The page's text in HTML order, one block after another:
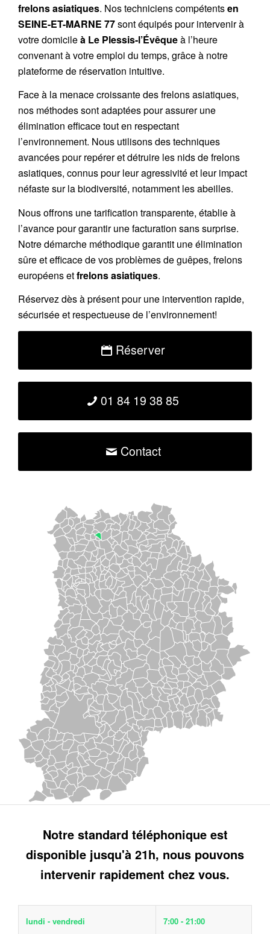
frelons asiatiques. Nos techniciens compétentsen
SEINE-ET-MARNE 77sont équipés pour intervenir à
votre domicileà Le Plessis-l’Évêqueà l’heure
convenant à votre emploi du temps, grâce à notre
plateforme de réservation intuitive.
Face à la menace croissante des frelons asiatiques,
nos méthodes sont adaptées pour assurer une
élimination efficace tout en respectant
l’environnement. Nous utilisons des techniques
avancées pour repérer et détruire les nids defrelons
asiatiques, connus pour leur agressivité et leur impact
néfaste sur la biodiversité, notamment les abeilles.
Nous offrons unetarification transparente, établie à
l’avance pour garantir une facturation sans surprise.
Notre démarche méthodique garantit une élimination
sûre et efficace de vos problèmes de guêpes, frelons
européens etfrelons asiatiques.
Réservezdès à présent pour une intervention rapide,
sécurisée et respectueuse de l’environnement!
Réserver
01 84 19 38 85
Contact
Notre standard téléphonique est
disponible jusqu'à 21h, nous pouvons
intervenir rapidement chez vous.
lundi - vendredi 7:00 - 21:00